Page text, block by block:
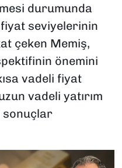
durumunda
seviyelerinin
çeken Memiş,
önemini
vadeli fiyat
vadeli yatırım
sonuçlar